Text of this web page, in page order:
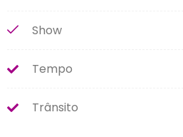
Show
Tempo
Trânsito